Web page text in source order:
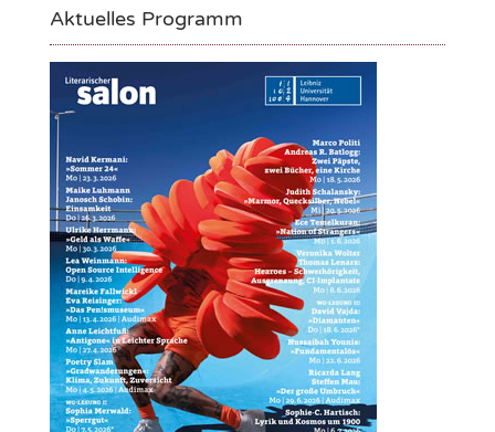
Aktuelles Programm